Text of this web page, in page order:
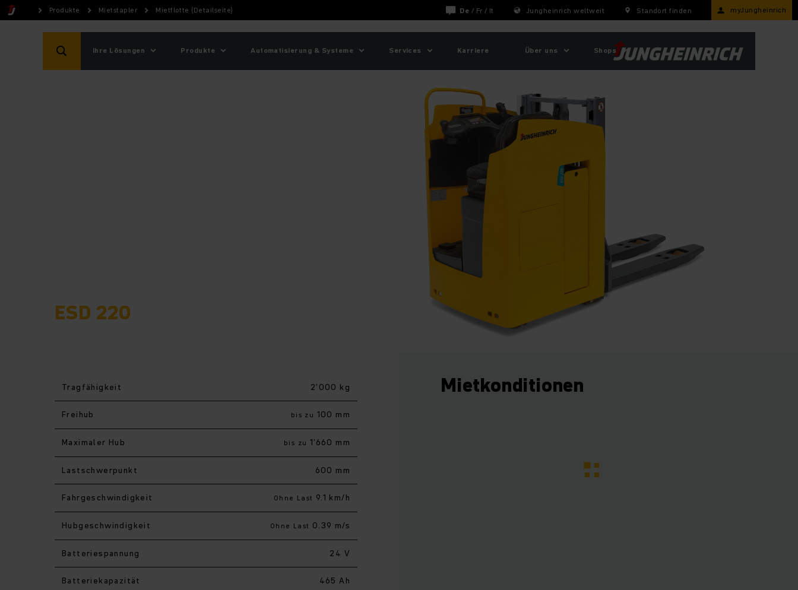
Produkte Mietstapler Mietflotte (Detailseite) De / Fr / It Jungheinrich weltweit Standort finden myJungheinrich
Ihre Lösungen Produkte Automatisierung & Systeme Services Karriere Über uns Shops
ESD 220
Tragfähigkeit 2’000 kg
Freihub bis zu 100 mm
Maximaler Hub bis zu 1’660 mm
Last­schwerpunkt 600 mm
Fahr­geschwindigkeit Ohne Last 9.1 km/h
Hub­geschwindigkeit Ohne Last 0.39 m/s
Batteriespannung 24 V
Batteriekapazität 465 Ah
Mietkonditionen